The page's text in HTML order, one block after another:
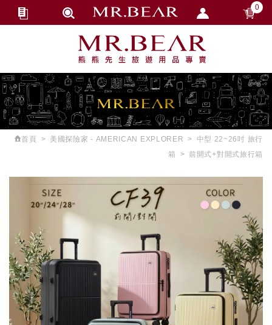
首頁 美國探險家 - AMERICAN EXPLORER
中型 22~26吋 旅行
箱
前開式+對開式旅行箱
0
會員登入
會員註冊
忘記密碼
訂單查詢
追蹤清單
繁體中文